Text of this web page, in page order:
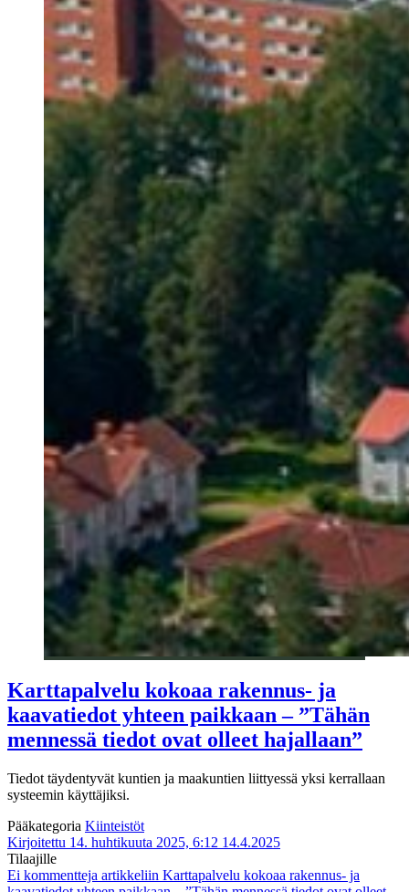
Karttapalvelu kokoaa rakennus- ja
kaavatiedot yhteen paikkaan – ”Tähän
mennessä tiedot ovat olleet hajallaan”
Tiedot täydentyvät kuntien ja maakuntien liittyessä yksi kerrallaan
systeemin käyttäjiksi.
Pääkategoria Kiinteistöt
Kirjoitettu 14. huhtikuuta 2025, 6:12 14.4.2025
Tilaajille
Ei kommentteja artikkeliin Karttapalvelu kokoaa rakennus- ja